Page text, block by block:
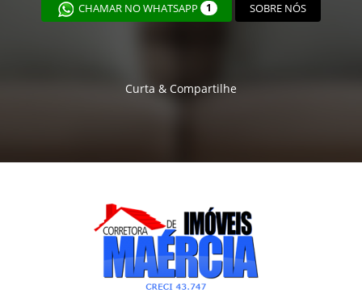
CHAMAR NO WHATSAPP 1 SOBRE NÓS
Curta & Compartilhe